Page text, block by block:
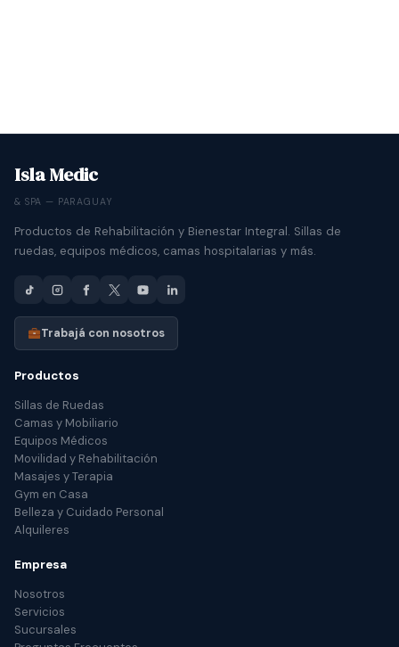
Isla Medic
& SPA — PARAGUAY
Productos de Rehabilitación y Bienestar Integral. Sillas de
ruedas, equipos médicos, camas hospitalarias y más.
Trabajá con nosotros
Productos
Sillas de Ruedas
Camas y Mobiliario
Equipos Médicos
Movilidad y Rehabilitación
Masajes y Terapia
Gym en Casa
Belleza y Cuidado Personal
Alquileres
Empresa
Nosotros
Servicios
Sucursales